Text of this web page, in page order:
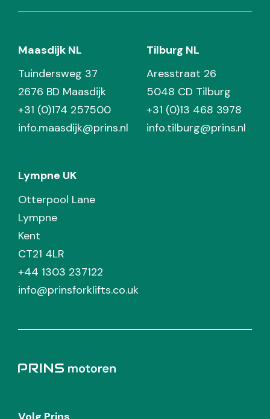
Maasdijk NL
Tuindersweg 37
2676 BD Maasdijk
+31 (0)174 257500
info.maasdijk@prins.nl
Tilburg NL
Aresstraat 26
5048 CD Tilburg
+31 (0)13 468 3978
info.tilburg@prins.nl
Lympne UK
Otterpool Lane
Lympne
Kent
CT21 4LR
+44 1303 237122
info@prinsforklifts.co.uk